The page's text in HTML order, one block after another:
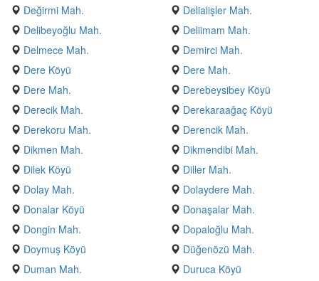
Değirmi Mah.
Delialişler Mah.
Delibeyoğlu Mah.
Deliimam Mah.
Delmece Mah.
Demirci Mah.
Dere Köyü
Dere Mah.
Dere Mah.
Derebeysibey Köyü
Derecik Mah.
Derekaraağaç Köyü
Derekoru Mah.
Derencik Mah.
Dikmen Mah.
Dikmendibi Mah.
Dilek Köyü
Diller Mah.
Dolay Mah.
Dolaydere Mah.
Donalar Köyü
Donaşalar Mah.
Dongin Mah.
Dopaloğlu Mah.
Doymuş Köyü
Düğenözü Mah.
Duman Mah.
Duruca Köyü